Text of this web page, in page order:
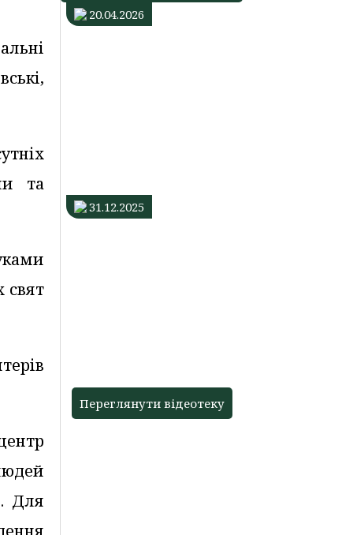
та
свят
Для
Центр
20.04.2026
31.12.2025
Переглянути відеотеку